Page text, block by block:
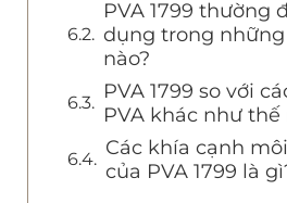
PVA 1799 thường
dụng trong
nào?
PVA 1799 so với
PVA khác như thế
Các khía cạnh
của PVA 1799 là